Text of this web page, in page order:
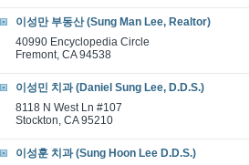
이성만 부동산 (Sung Man Lee, Realtor)
40990 Encyclopedia Circle
Fremont, CA 94538
이성민 치과 (Daniel Sung Lee, D.D.S.)
8118 N West Ln #107
Stockton, CA 95210
이성훈 치과 (Sung Hoon Lee D.D.S.)